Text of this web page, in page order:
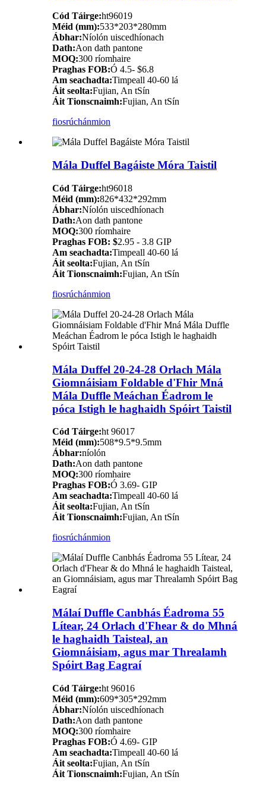
Cód Táirge:ht96019
Méid (mm):533*203*280mm
Ábhar:Níolón uiscedhíonach
Dath:Aon dath pantone
MOQ:300 ríomhaire
Praghas FOB:Ó 4.5- $6.8
Am seachadta:Timpeall 40-60 lá
Áit seolta:Fujian, An tSín
Áit Tionscnaimh:Fujian, An tSín
fiosrúchánmion
Mála Duffel Bagáiste Móra Taistil
Cód Táirge:ht96018
Méid (mm):826*432*292mm
Ábhar:Níolón uiscedhíonach
Dath:Aon dath pantone
MOQ:300 ríomhaire
Praghas FOB: $2.95 - 3.8 GIP
Am seachadta:Timpeall 40-60 lá
Áit seolta:Fujian, An tSín
Áit Tionscnaimh:Fujian, An tSín
fiosrúchánmion
Mála Duffel 20-24-28 Orlach Mála
Giomnáisiam Foldable d'Fhir Mná
Mála Duffle Meáchan Éadrom le
póca Istigh le haghaidh Spóirt Taistil
Cód Táirge:ht 96017
Méid (mm):508*9.5*9.5mm
Ábhar:níolón
Dath:Aon dath pantone
MOQ:300 ríomhaire
Praghas FOB:Ó 3.69- GIP
Am seachadta:Timpeall 40-60 lá
Áit seolta:Fujian, An tSín
Áit Tionscnaimh:Fujian, An tSín
fiosrúchánmion
Málaí Duffle Canbhás Éadroma 55
Lítear, 24 Orlach d'Fhear & do Mhná
le haghaidh Taisteal, an
Giomnáisiam, agus mar Threalamh
Spóirt Bag Eagraí
Cód Táirge:ht 96016
Méid (mm):609*305*292mm
Ábhar:Níolón uiscedhíonach
Dath:Aon dath pantone
MOQ:300 ríomhaire
Praghas FOB:Ó 4.69- GIP
Am seachadta:Timpeall 40-60 lá
Áit seolta:Fujian, An tSín
Áit Tionscnaimh:Fujian, An tSín